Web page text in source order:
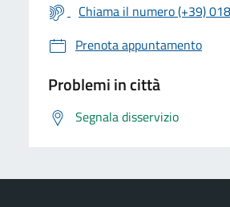
Chiama il numero (+39)
Prenota appuntamento
Problemi in città
Segnala disservizio